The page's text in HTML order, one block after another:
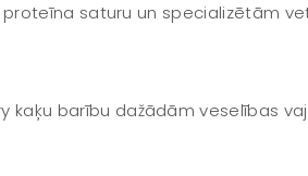
saturu un specializētām
kaķu barību dažādām veselības